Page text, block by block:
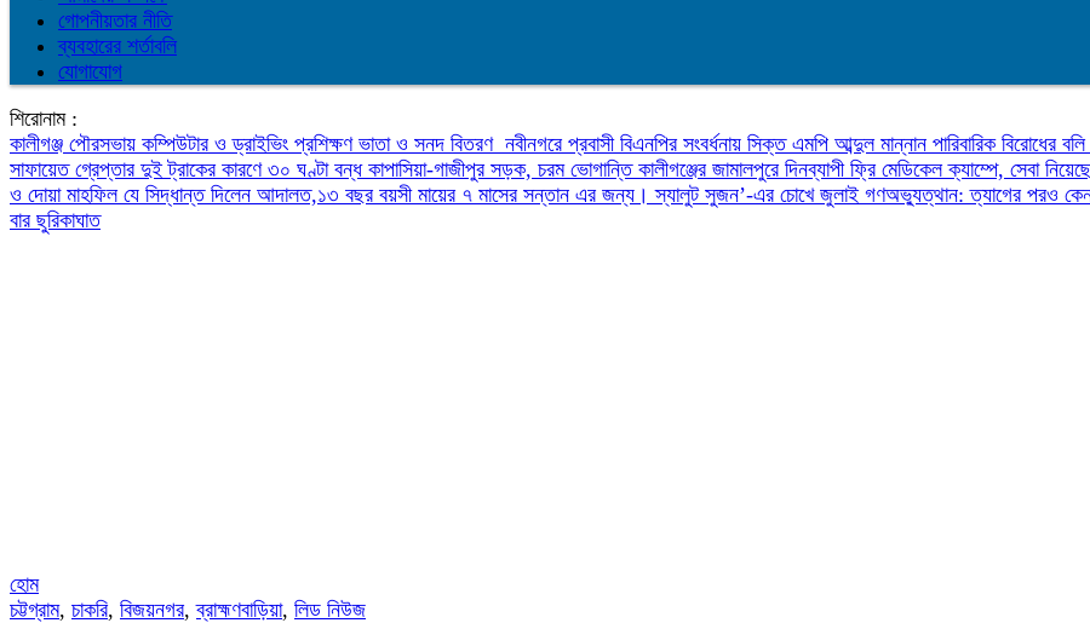
গোপনীয়তার নীতি
ব্যবহারের শর্তাবলি
যোগাযোগ
শিরোনাম :
কালীগঞ্জ পৌরসভায় কম্পিউটার ও ড্রাইভিং প্রশিক্ষণ ভাতা ও সনদ বিতরণ নবীনগরে প্রবাসী বিএনপির সংবর্ধনায় সিক্ত এমপি আব্দুল মান্নান পারিবারিক বিরোধের
সাফায়েত গ্রেপ্তার দুই ট্রাকের কারণে ৩০ ঘণ্টা বন্ধ কাপাসিয়া-গাজীপুর সড়ক, চরম ভোগান্তি কালীগঞ্জের জামালপুরে দিনব্যাপী ফ্রি মেডিকেল ক্যাম্পে, সেবা
ও দোয়া মাহফিল যে সিদ্ধান্ত দিলেন আদালত,১৩ বছর বয়সী মায়ের ৭ মাসের সন্তান এর জন্য।স্যালুট সুজন’-এর চোখে জুলাই গণঅভ্যুত্থান: ত্যাগের পরও কেন
বার ছুরিকাঘাত
হোম
চট্টগ্রাম, চাকরি, বিজয়নগর,ব্রাহ্মণবাড়িয়া, লিড নিউজ